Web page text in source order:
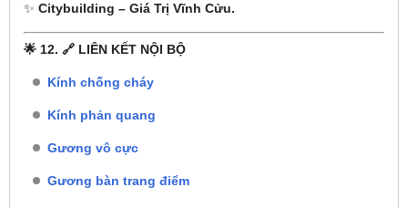
✨ Citybuilding – Giá Trị Vĩnh Cửu.
🌟 12. 🔗 LIÊN KẾT NỘI BỘ
Kính chống cháy
Kính phản quang
Gương vô cực
Gương bàn trang điểm